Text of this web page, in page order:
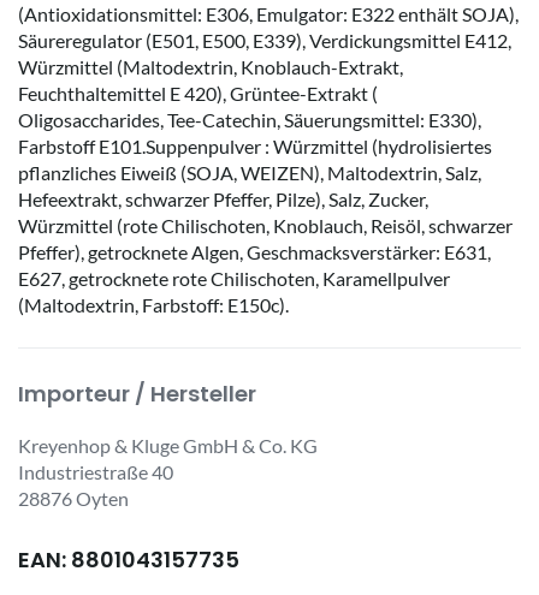
(Antioxidationsmittel: E306, Emulgator: E322 enthält SOJA),
Säureregulator (E501, E500, E339), Verdickungsmittel E412,
Würzmittel (Maltodextrin, Knoblauch-Extrakt,
Feuchthaltemittel E 420), Grüntee-Extrakt (
Oligosaccharides, Tee-Catechin, Säuerungsmittel: E330),
Farbstoff E101.Suppenpulver : Würzmittel (hydrolisiertes
pflanzliches Eiweiß (SOJA, WEIZEN), Maltodextrin, Salz,
Hefeextrakt, schwarzer Pfeffer, Pilze), Salz, Zucker,
Würzmittel (rote Chilischoten, Knoblauch, Reisöl, schwarzer
Pfeffer), getrocknete Algen, Geschmacksverstärker: E631,
E627, getrocknete rote Chilischoten, Karamellpulver
(Maltodextrin, Farbstoff: E150c).
Importeur / Hersteller
Kreyenhop & Kluge GmbH & Co. KG
Industriestraße 40
28876 Oyten
EAN: 8801043157735